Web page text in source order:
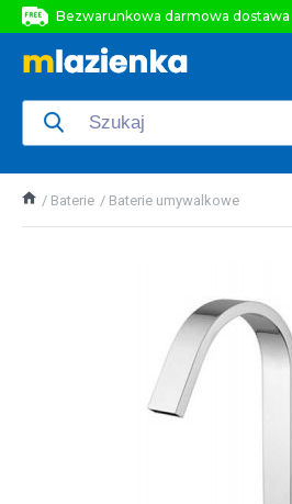
Bezwarunkowa darmowa dostawa
Bezwarunkowa darmowa dostawa
Baterie Baterie umywalkowe